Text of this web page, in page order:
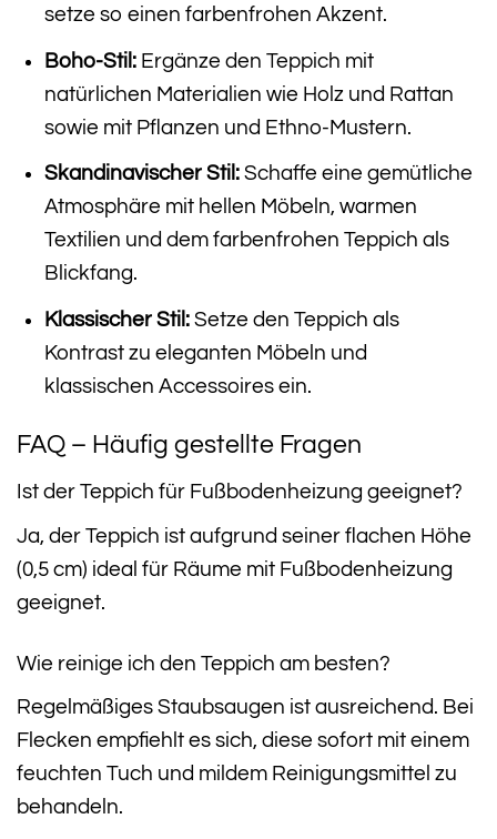
setze so einen farbenfrohen Akzent.
Boho-Stil:Ergänze den Teppich mit
natürlichen Materialien wie Holz und Rattan
sowie mit Pflanzen und Ethno-Mustern.
Skandinavischer Stil:Schaffe eine gemütliche
Atmosphäre mit hellen Möbeln, warmen
Textilien und dem farbenfrohen Teppich als
Blickfang.
Klassischer Stil:Setze den Teppich als
Kontrast zu eleganten Möbeln und
klassischen Accessoires ein.
FAQ – Häufig gestellte Fragen
Ist der Teppich für Fußbodenheizung geeignet?
Ja, der Teppich ist aufgrund seiner flachen Höhe
(0,5 cm) ideal für Räume mit Fußbodenheizung
geeignet.
Wie reinige ich den Teppich am besten?
Regelmäßiges Staubsaugen ist ausreichend. Bei
Flecken empfiehlt es sich, diese sofort mit einem
feuchten Tuch und mildem Reinigungsmittel zu
behandeln.